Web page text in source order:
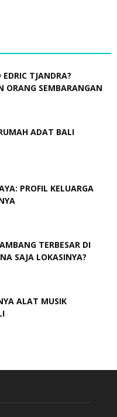
TJANDRA?
ORANG SEMBARANGAN
ADAT BALI
PROFIL KELUARGA
TERBESAR DI
SAJA LOKASINYA?
ALAT MUSIK